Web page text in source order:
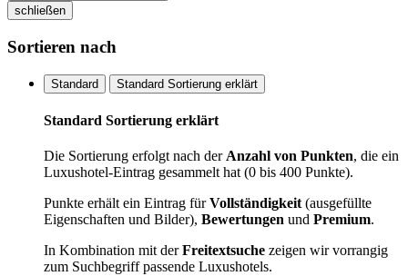
schließen
Sortieren nach
Standard Standard Sortierung erklärt
Standard Sortierung erklärt
Die Sortierung erfolgt nach der Anzahl von Punkten, die ein
Luxushotel-Eintrag gesammelt hat (0 bis 400 Punkte).
Punkte erhält ein Eintrag fürVollständigkeit (ausgefüllte
Eigenschaften und Bilder), Bewertungen und Premium.
In Kombination mit derFreitextsuche zeigen wir vorrangig
zum Suchbegriff passende Luxushotels.